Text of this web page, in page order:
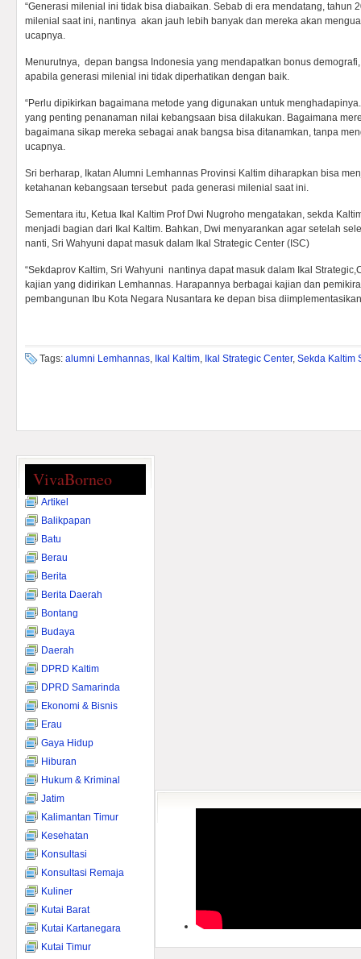
“Generasi milenial ini tidak bisa diabaikan. Sebab di era mendatang, tahun
milenial saat ini, nantinya akan jauh lebih banyak dan mereka akan
ucapnya.
Menurutnya, depan bangsa Indonesia yang mendapatkan bonus
apabila generasi milenial ini tidak diperhatikan dengan baik.
“Perlu dipikirkan bagaimana metode yang digunakan untuk
yang penting penanaman nilai kebangsaan bisa dilakukan. Bagaimana
bagaimana sikap mereka sebagai anak bangsa bisa ditanamkan, tanpa
ucapnya.
Sri berharap, Ikatan Alumni Lemhannas Provinsi Kaltim diharapkan bisa
ketahanan kebangsaan tersebut pada generasi milenial saat ini.
Sementara itu, Ketua Ikal Kaltim Prof Dwi Nugroho mengatakan, sekda
menjadi bagian dari Ikal Kaltim. Bahkan, Dwi menyarankan agar setelah
nanti, Sri Wahyuni dapat masuk dalam Ikal Strategic Center (ISC)
“Sekdaprov Kaltim, Sri Wahyuni nantinya dapat masuk dalam Ikal
kajian yang didirikan Lemhannas. Harapannya berbagai kajian dan
pembangunan Ibu Kota Negara Nusantara ke depan bisa
Tags: alumni Lemhannas, Ikal Kaltim, Ikal Strategic Center, Sekda Kaltim
VivaBorneo
Artikel
Balikpapan
Batu
Berau
Berita
Berita Daerah
Bontang
Budaya
Daerah
DPRD Kaltim
DPRD Samarinda
Ekonomi & Bisnis
Erau
Gaya Hidup
Hiburan
Hukum & Kriminal
Jatim
Kalimantan Timur
Kesehatan
Konsultasi
Konsultasi Remaja
Kuliner
Kutai Barat
Kutai Kartanegara
Kutai Timur